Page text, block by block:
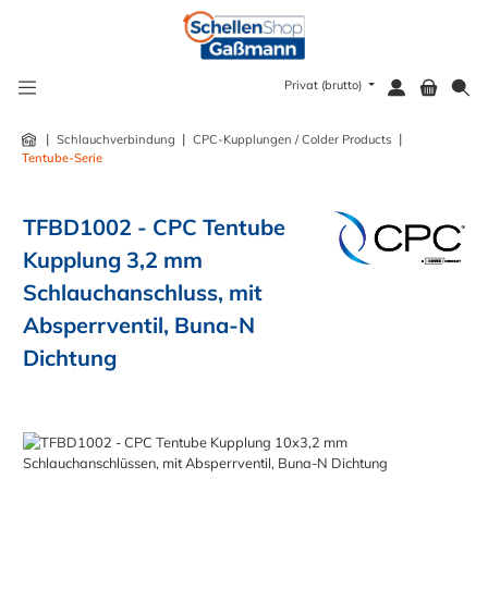
Privat (brutto)
| Schlauchverbindung | CPC-Kupplungen / Colder Products |
Tentube-Serie
TFBD1002 - CPC Tentube
Kupplung 3,2 mm
Schlauchanschluss, mit
Absperrventil, Buna-N
Dichtung
Bildergalerie überspringen